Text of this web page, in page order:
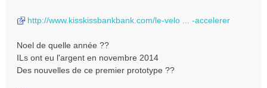
http://www.kisskissbankbank.com/le-velo ... -accelerer
Noel de quelle année ??
ILs ont eu l'argent en novembre 2014
Des nouvelles de ce premier prototype ??